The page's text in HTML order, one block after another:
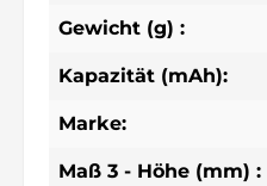
Gewicht (g) :
Kapazität (mAh):
Marke:
Maß 3 - Höhe (mm) :